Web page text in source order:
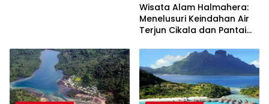
Wisata Alam Halmahera:
Menelusuri Keindahan Air
Terjun Cikala dan Pantai